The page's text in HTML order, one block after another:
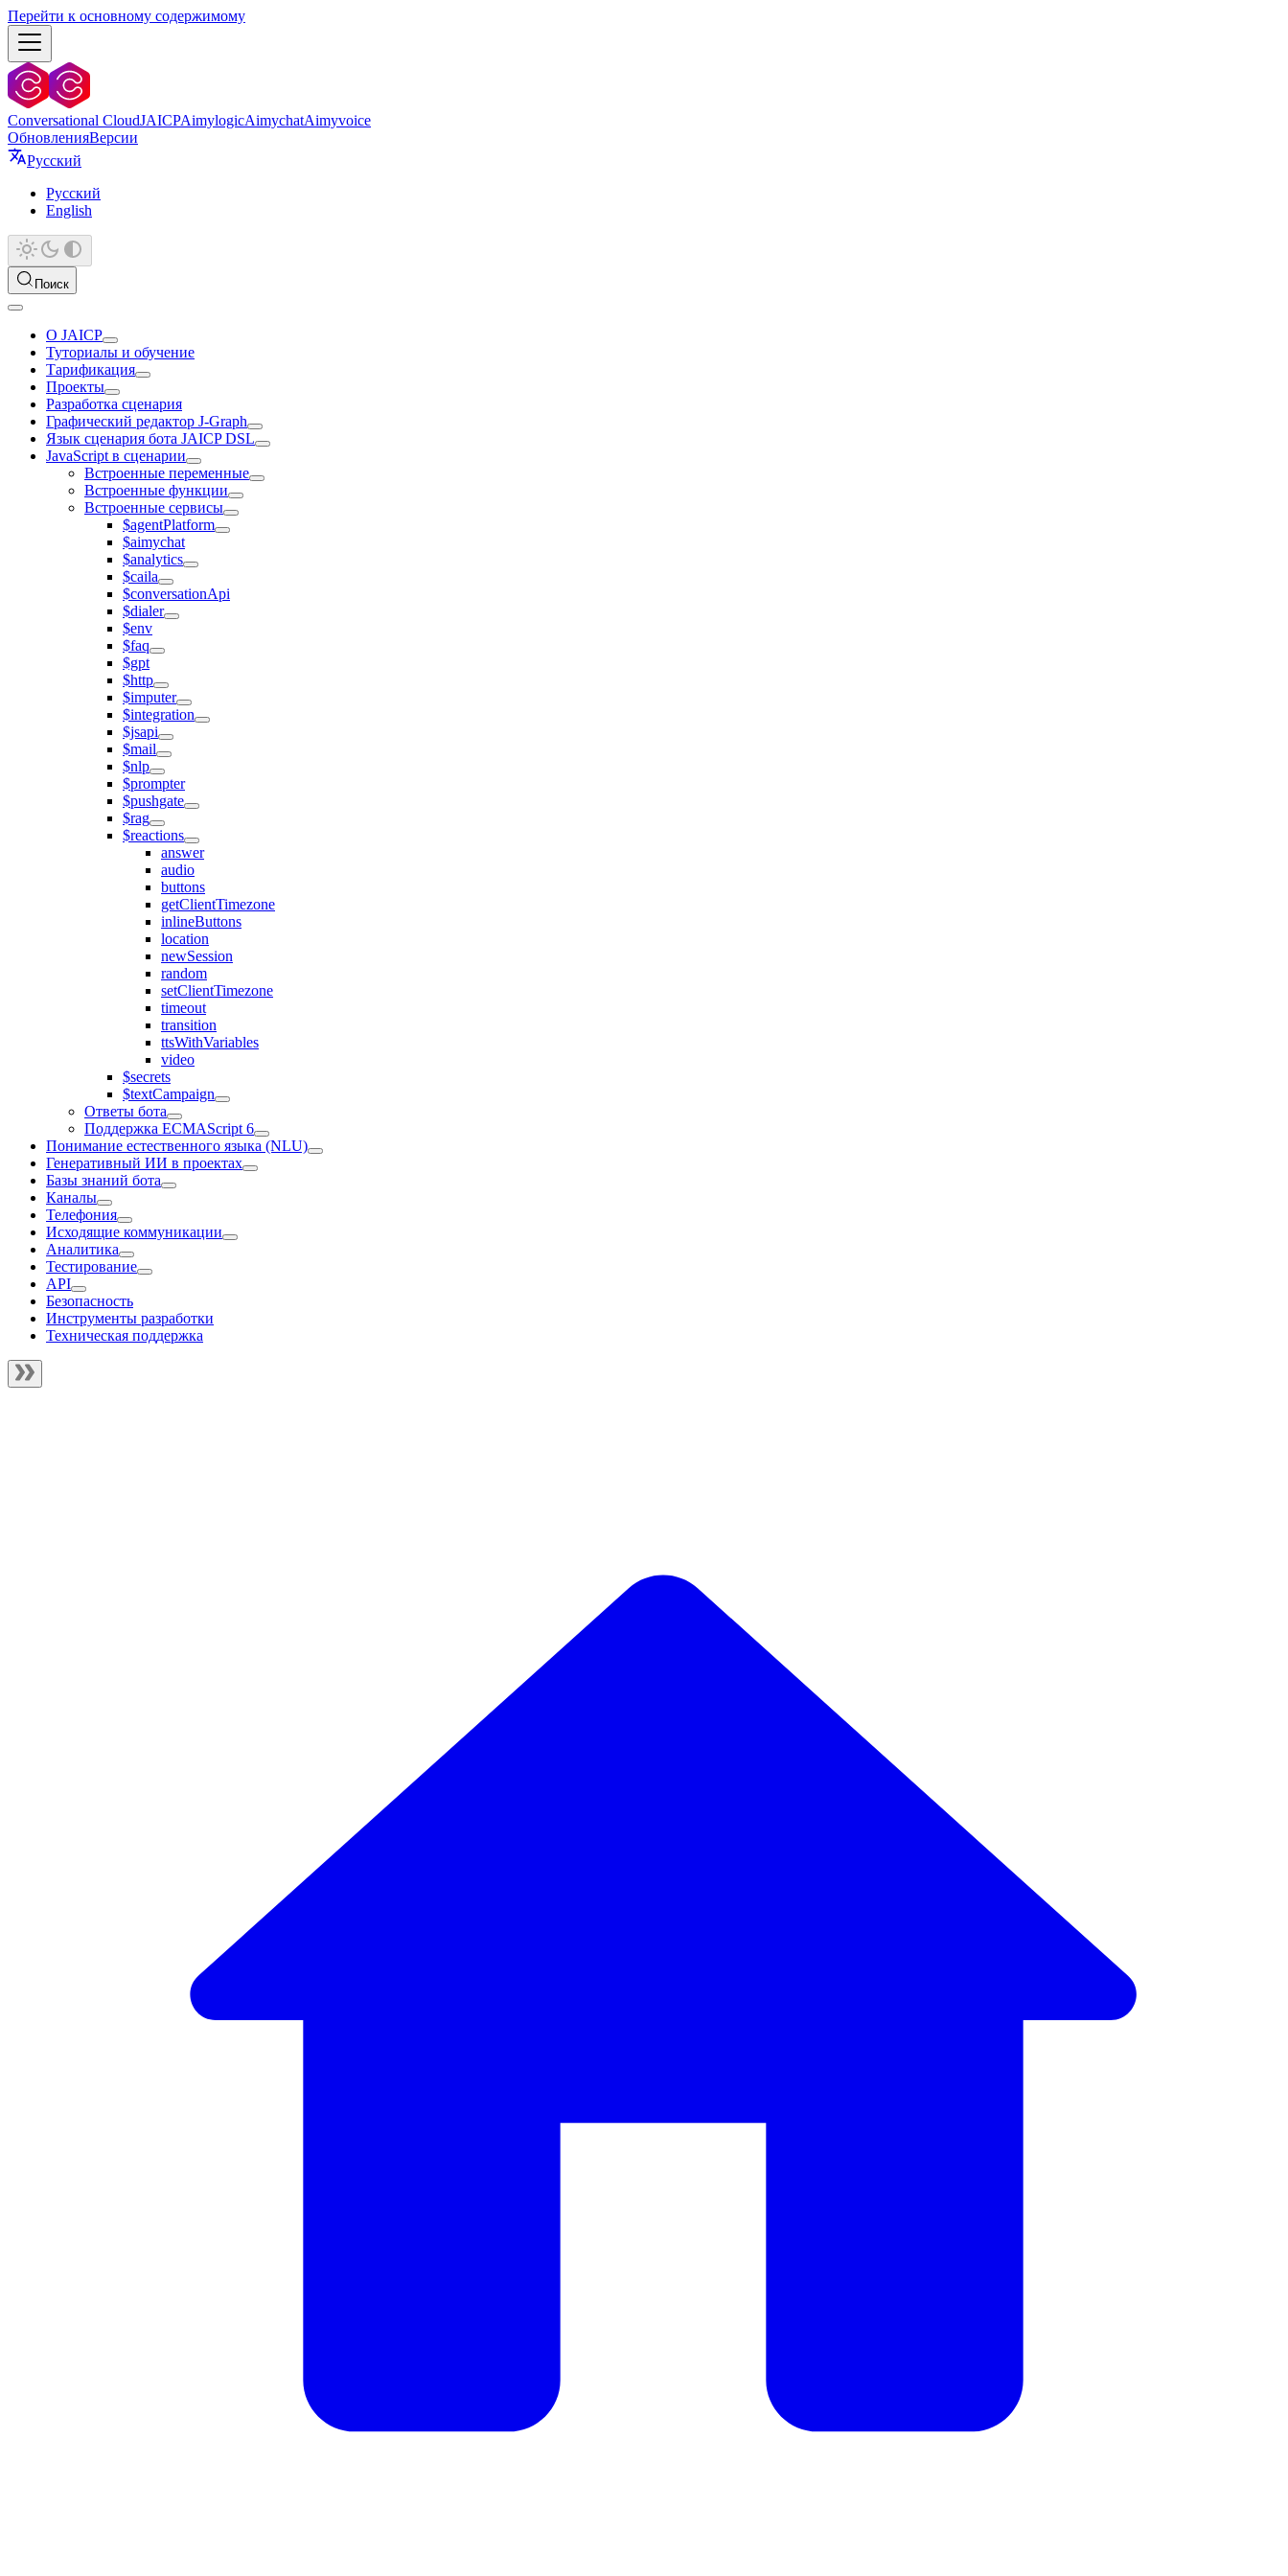
Перейти к основному содержимому
Conversational CloudJAICPAimylogicAimychatAimyvoice
ОбновленияВерсии
Русский
Русский
English
Поиск
О JAICP
Туториалы и обучение
Тарификация
Проекты
Разработка сценария
Графический редактор J‑Graph
Язык сценария бота JAICP DSL
JavaScript в сценарии
Встроенные переменные
Встроенные функции
Встроенные сервисы
$agentPlatform
$aimychat
$analytics
$caila
$conversationApi
$dialer
$env
$faq
$gpt
$http
$imputer
$integration
$jsapi
$mail
$nlp
$prompter
$pushgate
$rag
$reactions
answer
audio
buttons
getClientTimezone
inlineButtons
location
newSession
random
setClientTimezone
timeout
transition
ttsWithVariables
video
$secrets
$textCampaign
Ответы бота
Поддержка ECMAScript 6
Понимание естественного языка (NLU)
Генеративный ИИ в проектах
Базы знаний бота
Каналы
Телефония
Исходящие коммуникации
Аналитика
Тестирование
API
Безопасность
Инструменты разработки
Техническая поддержка